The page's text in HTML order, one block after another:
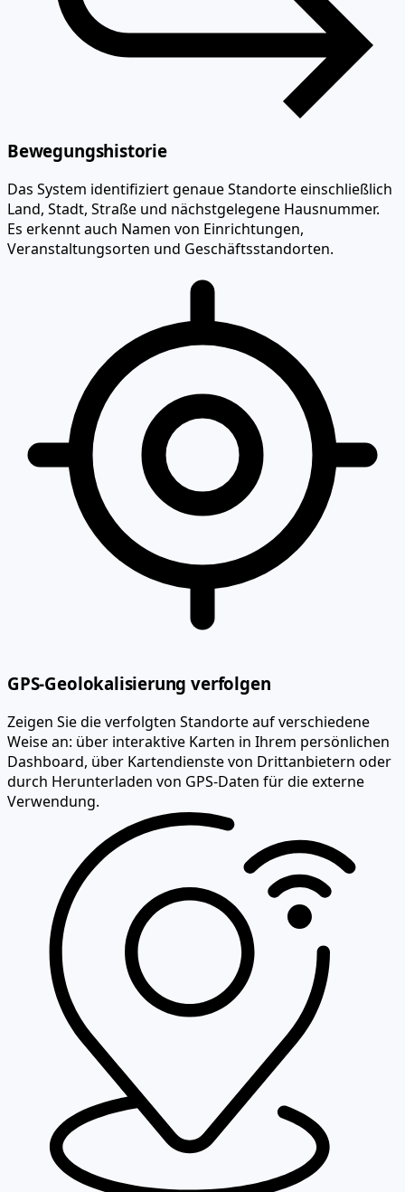
Bewegungshistorie
Das System identifiziert genaue Standorte einschließlich
Land, Stadt, Straße und nächstgelegene Hausnummer.
Es erkennt auch Namen von Einrichtungen,
Veranstaltungsorten und Geschäftsstandorten.
GPS-Geolokalisierung verfolgen
Zeigen Sie die verfolgten Standorte auf verschiedene
Weise an: über interaktive Karten in Ihrem persönlichen
Dashboard, über Kartendienste von Drittanbietern oder
durch Herunterladen von GPS-Daten für die externe
Verwendung.